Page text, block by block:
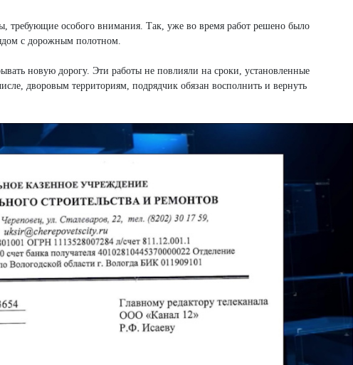
требующие особого внимания. Так, уже во время работ решено было
с дорожным полотном.
новую дорогу. Эти работы не повлияли на сроки, установленные
дворовым территориям, подрядчик обязан восполнить и вернуть